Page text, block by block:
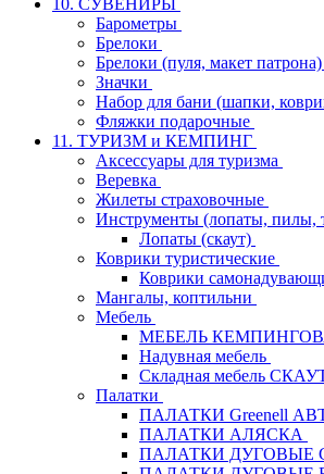
10. СУВЕНИРЫ
Барометры
Брелоки
Брелоки (пуля, макет патрона)
Значки
Набор для бани (шапки,
Фляжки подарочные
11. ТУРИЗМ и КЕМПИНГ
Аксессуары для туризма
Веревка
Жилеты страховочные
Инструменты (лопаты, пилы,
Лопаты (скаут)
Коврики туристические
Коврики
Мангалы, коптильни
Мебель
МЕБЕЛЬ
Надувная мебель
Складная мебель
Палатки
ПАЛАТКИ Greenell
ПАЛАТКИ АЛЯСКА
ПАЛАТКИ ДУГОВЫЕ